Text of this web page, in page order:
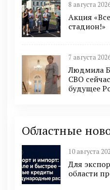
8 августа
Акция
стадион!»
7 августа
Людмила
СВО
будущее
Областные
10 августа
Для
области